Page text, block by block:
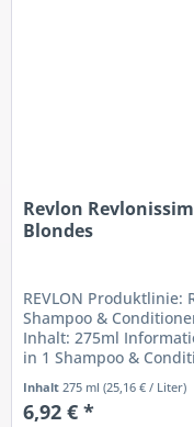
Revlon
Blondes
REVLON Produktlinie:
Shampoo &
Inhalt: 275ml
in 1 Shampoo &
Inhalt275 ml(25,16 € / Liter)
6,92 € *